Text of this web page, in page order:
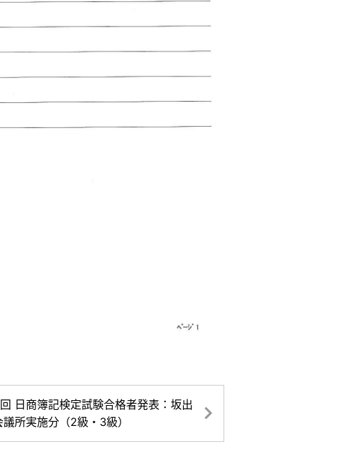
日商簿記検定試験合格者発表：坂出
所実施分（2級・3級）